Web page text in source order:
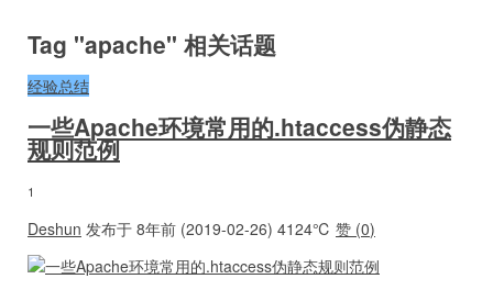
Tag "apache" 相关话题
经验总结
一些Apache环境常用的.htaccess伪静态
规则范例
1
Deshun 发布于 8年前 (2019-02-26) 4124℃ 赞 (0)